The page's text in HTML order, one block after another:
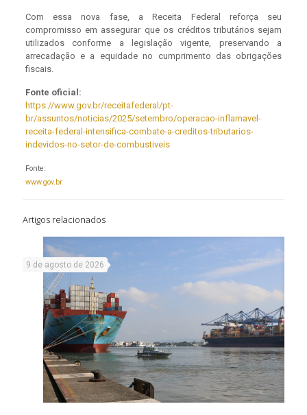
Com essa nova fase, a Receita Federal reforça seu
compromisso em assegurar que os créditos tributários sejam
utilizados conforme a legislação vigente, preservando a
arrecadação e a equidade no cumprimento das obrigações
fiscais.
Fonte oficial:
https://www.gov.br/receitafederal/pt-
br/assuntos/noticias/2025/setembro/operacao-inflamavel-
receita-federal-intensifica-combate-a-creditos-tributarios-
indevidos-no-setor-de-combustiveis
Fonte:
www.gov.br
Artigos relacionados
9 de agosto de 2026